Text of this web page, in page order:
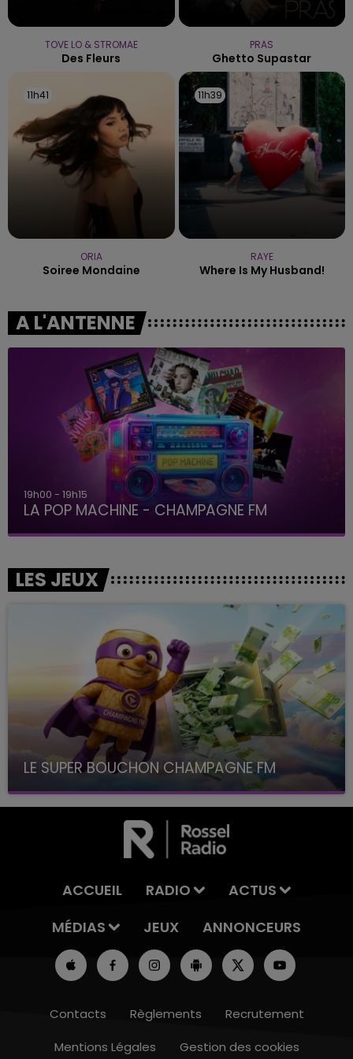
TOVE LO & STROMAE
Des Fleurs
PRAS
Ghetto Supastar
11h41
11h41
ORIA
Soiree Mondaine
11h39
11h39
RAYE
Where Is My Husband!
A L'ANTENNE
19h00 - 19h15
LA POP MACHINE - CHAMPAGNE FM
LES JEUX
LE SUPER BOUCHON CHAMPAGNE FM
avec La Famille Champagne FM, à 8H10
ACCUEIL RADIO
ACTUS
MÉDIAS
JEUX ANNONCEURS
Contacts Règlements
Recrutement
Mentions Légales
Gestion des cookies